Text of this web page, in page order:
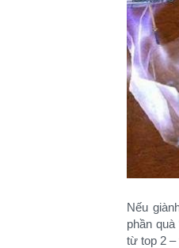
Nếu
phần
từ top 2 –